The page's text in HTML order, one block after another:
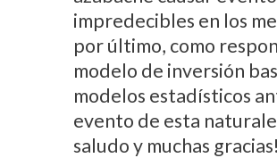
impredecibles en los
por último, como
modelo de inversión
modelos estadísticos
evento de esta
saludo y muchas gracias!